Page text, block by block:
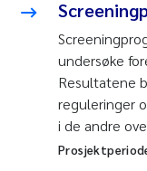
undersøke
Resultatene
reguleringer
i de andre